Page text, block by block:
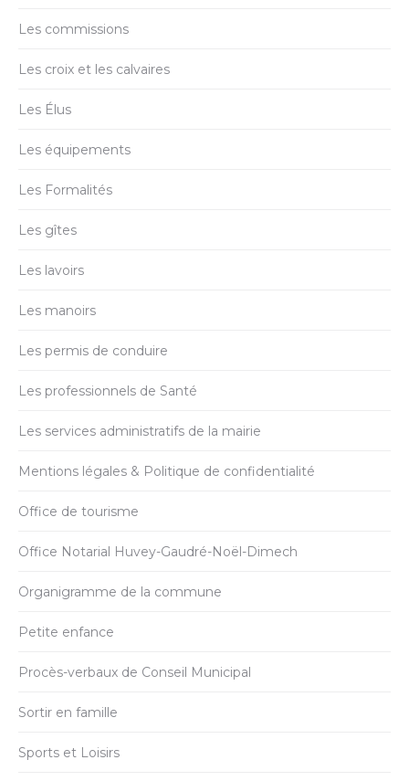
Les commissions
Les croix et les calvaires
Les Élus
Les équipements
Les Formalités
Les gîtes
Les lavoirs
Les manoirs
Les permis de conduire
Les professionnels de Santé
Les services administratifs de la mairie
Mentions légales & Politique de confidentialité
Office de tourisme
Office Notarial Huvey-Gaudré-Noël-Dimech
Organigramme de la commune
Petite enfance
Procès-verbaux de Conseil Municipal
Sortir en famille
Sports et Loisirs